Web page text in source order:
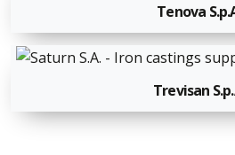
Tenova
Trevisan